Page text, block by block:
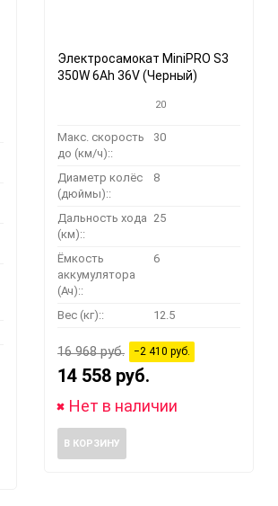
Электросамокат MiniPRO S3
350W 6Ah 36V (Черный)
20
Макс. скорость
до (км/ч)::
30
Диаметр колёс
(дюймы)::
8
Дальность хода
(км)::
25
Ёмкость
аккумулятора
(Ач)::
6
Вес (кг):: 12.5
16 968 руб. −2 410 руб.
14 558 руб.
Нет в наличии
В КОРЗИНУ